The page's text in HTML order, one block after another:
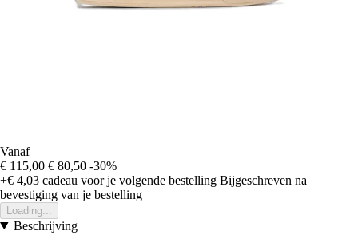
Vanaf
€ 115,00 € 80,50 -30%
+€ 4,03 cadeau voor je volgende bestelling Bijgeschreven na
bevestiging van je bestelling
Loading...
Beschrijving